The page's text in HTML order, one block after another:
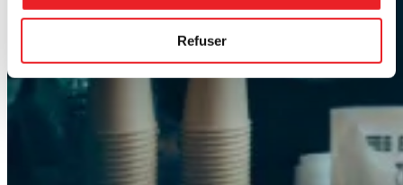
Refuser